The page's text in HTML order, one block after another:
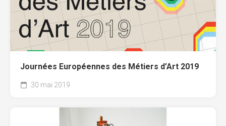
Journées Européennes des Métiers d’Art 2019
30 mai 2019